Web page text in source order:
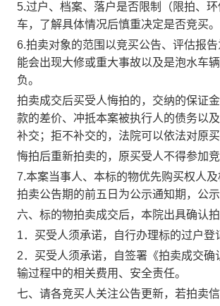
5.过户、档案、落户是否限制（限拍、
车，了解具体情况后慎重决定是否竞买
6.拍卖对象的范围以竞买公告、评估报
能会出现大修或重大事故以及是泡水车
负。
拍卖成交后买受人悔拍的，交纳的保证
款的差价、冲抵本案被执行人的债务以
补交 ； 拒不补交的， 法院可以依法对原
悔拍后重新拍卖的，原买受人不得参加竞
7.本案当事人、本标的物优先购买权人
拍卖公告期的前五日为公示通知期，公
六、标的物拍卖成交后，本院出具确认
1．买受人须承诺，自行办理标的过户
2．买受人须承诺，自签署《拍卖成交确
输过程中的相关费用、安全责任。
七、请各竞买人关注公告更新，若拍卖